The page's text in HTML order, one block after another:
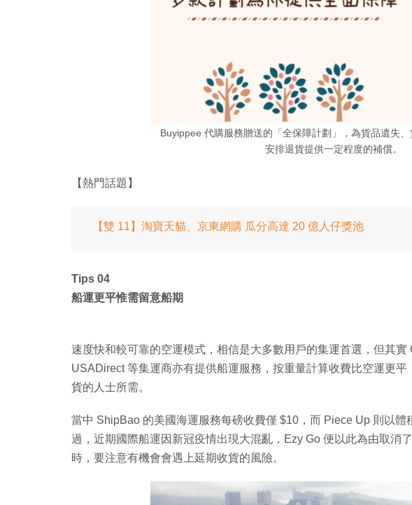
Buyippee 代購服務贈送的「全保障計劃」，為貨品遺失
安排退貨提供一定程度的補償。
【熱門話題】
【雙 11】淘寶天貓、京東網購 瓜分高達 20 億人仔獎池
Tips 04
船運更平惟需留意船期
速度快和較可靠的空運模式，相信是大多數用戶的集運首選，但其實
USADirect 等集運商亦有提供船運服務，按重量計算收費比空運更平
貨的人士所需。
當中 ShipBao 的美國海運服務每磅收費僅 $10，而 Piece Up 則以體
過，近期國際船運因新冠疫情出現大混亂，Ezy Go 便以此為由取消
時，要注意有機會會遇上延期收貨的風險。